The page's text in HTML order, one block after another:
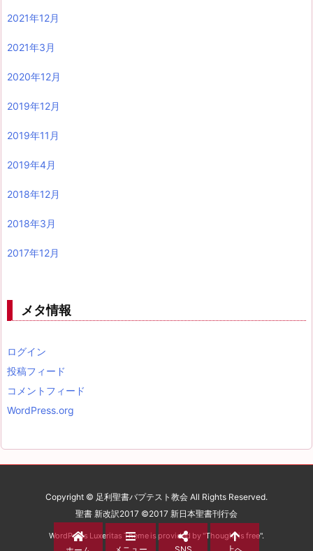
2021年12月
2021年3月
2020年12月
2019年12月
2019年11月
2019年4月
2018年12月
2018年3月
2017年12月
メタ情報
ログイン
投稿フィード
コメントフィード
WordPress.org
Copyright © 足利聖書バプテスト教会 All Rights Reserved.
聖書 新改訳2017 ©2017 新日本聖書刊行会
WordPress Luxeritas Theme is provided by "Thought is free".
メニュー SNS 上へ